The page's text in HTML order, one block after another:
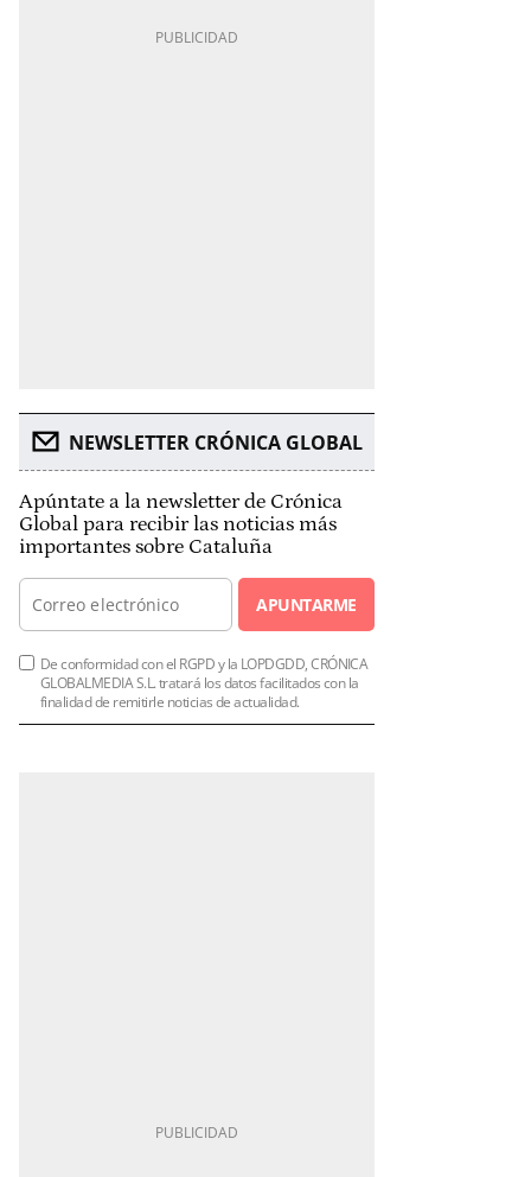
NEWSLETTER CRÓNICA GLOBAL
Apúntate a la newsletter de Crónica
Global para recibir las noticias más
importantes sobre Cataluña
APUNTARME
De conformidad con el RGPD y la LOPDGDD, CRÓNICA
GLOBALMEDIA S.L. tratará los datos facilitados con la
finalidad de remitirle noticias de actualidad.